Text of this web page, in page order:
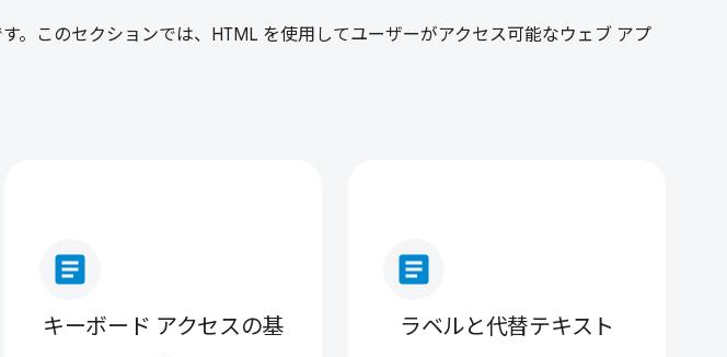
。このセクションでは、HTML を使用してユーザーがアクセス可能なウェブ アプ
article
キーボード アクセスの基
article
ラベルと代替テキスト